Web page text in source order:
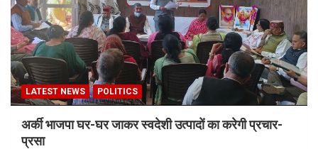
LATEST NEWS POLITICS
अर्की भाजपा घर-घर जाकर स्वदेशी उत्पादों का करेगी प्रचार-
प्रसा